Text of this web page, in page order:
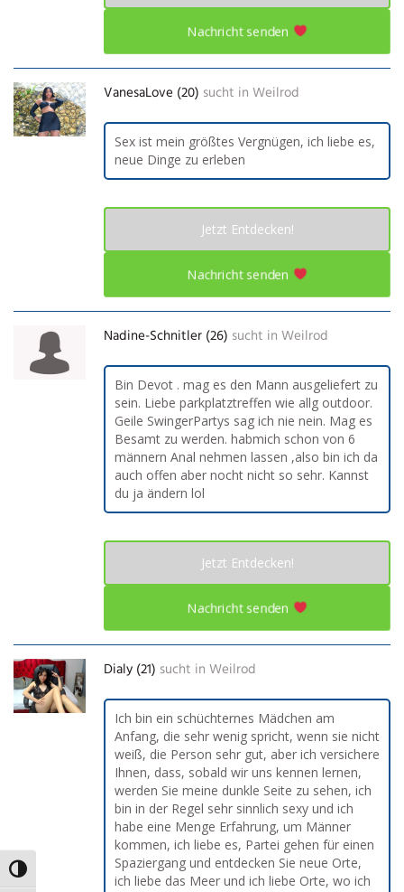
Umschalten auf hohe Kontraste
Nachricht senden
VanesaLove (20) sucht in Weilrod
Sex ist mein größtes Vergnügen, ich liebe es,
neue Dinge zu erleben
Jetzt Entdecken!
Nachricht senden
Nadine-Schnitler (26) sucht in Weilrod
Bin Devot . mag es den Mann ausgeliefert zu
sein. Liebe parkplatztreffen wie allg outdoor.
Geile SwingerPartys sag ich nie nein. Mag es
Besamt zu werden. habmich schon von 6
männern Anal nehmen lassen ,also bin ich da
auch offen aber nocht nicht so sehr. Kannst
du ja ändern lol
Jetzt Entdecken!
Nachricht senden
Dialy (21) sucht in Weilrod
Ich bin ein schüchternes Mädchen am
Anfang, die sehr wenig spricht, wenn sie nicht
weiß, die Person sehr gut, aber ich versichere
Ihnen, dass, sobald wir uns kennen lernen,
werden Sie meine dunkle Seite zu sehen, ich
bin in der Regel sehr sinnlich sexy und ich
habe eine Menge Erfahrung, um Männer
kommen, ich liebe es, Partei gehen für einen
Spaziergang und entdecken Sie neue Orte,
ich liebe das Meer und ich liebe Orte, wo ich